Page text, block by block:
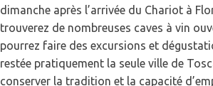
dimanche après l’arrivée du Chariot à
trouverez de nombreuses caves à vin
pourrez faire des excursions et
restée pratiquement la seule ville de
conserver la tradition et la capacité